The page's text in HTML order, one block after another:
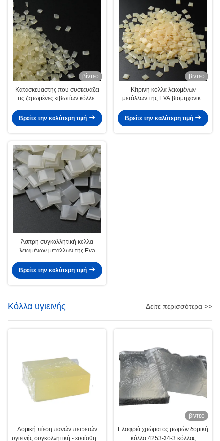
βίντεο
Κατασκευαστής που συσκευάζει
τις ζαρωμένες κιβωτίων κόλλες
καυτές για τη σύνδεση
Βρείτε την καλύτερη τιμή
βίντεο
Κίτρινη κόλλα λειωμένων
μετάλλων της EVA βιομηχανική
χαρτοκιβωτίων
Βρείτε την καλύτερη τιμή
Άσπρη συγκολλητική κόλλα
λειωμένων μετάλλων της Eva
κατασκευή
Βρείτε την καλύτερη τιμή
Κόλλα υγιεινής Δείτε περισσότερα >>
Δομική πίεση πανών πετσετών
υγιεινής συγκολλητική - ευαίσθητη
βίντεο
Ελαφριά χρώματος μωρών δομική
κόλλα 4253-34-3 κόλλας